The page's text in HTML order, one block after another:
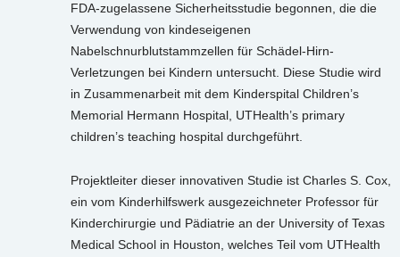
FDA-zugelassene Sicherheitsstudie begonnen, die die
Verwendung von kindeseigenen
Nabelschnurblutstammzellen für Schädel-Hirn-
Verletzungen bei Kindern untersucht. Diese Studie wird
in Zusammenarbeit mit dem Kinderspital Children’s
Memorial Hermann Hospital, UTHealth’s primary
children’s teaching hospital durchgeführt.
Projektleiter dieser innovativen Studie ist Charles S. Cox,
ein vom Kinderhilfswerk ausgezeichneter Professor für
Kinderchirurgie und Pädiatrie an der University of Texas
Medical School in Houston, welches Teil vom UTHealth